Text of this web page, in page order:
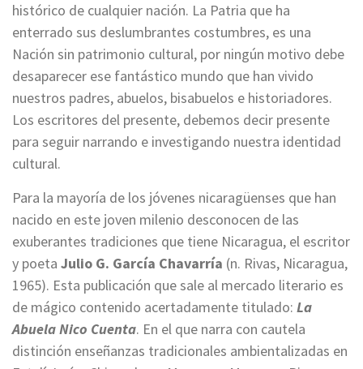
histórico de cualquier nación. La Patria que ha
enterrado sus deslumbrantes costumbres, es una
Nación sin patrimonio cultural, por ningún motivo debe
desaparecer ese fantástico mundo que han vivido
nuestros padres, abuelos, bisabuelos e historiadores.
Los escritores del presente, debemos decir presente
para seguir narrando e investigando nuestra identidad
cultural.
Para la mayoría de los jóvenes nicaragüenses que han
nacido en este joven milenio desconocen de las
exuberantes tradiciones que tiene Nicaragua, el escritor
y poeta Julio G. García Chavarría (n. Rivas, Nicaragua,
1965). Esta publicación que sale al mercado literario es
de mágico contenido acertadamente titulado: La
Abuela Nico Cuenta. En el que narra con cautela
distinción enseñanzas tradicionales ambientalizadas en